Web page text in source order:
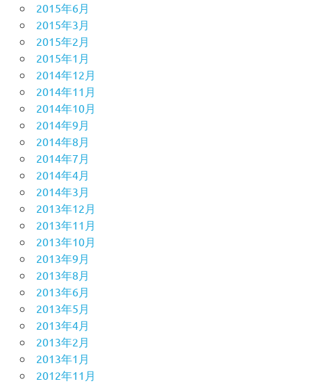
2015年6月
2015年3月
2015年2月
2015年1月
2014年12月
2014年11月
2014年10月
2014年9月
2014年8月
2014年7月
2014年4月
2014年3月
2013年12月
2013年11月
2013年10月
2013年9月
2013年8月
2013年6月
2013年5月
2013年4月
2013年2月
2013年1月
2012年11月